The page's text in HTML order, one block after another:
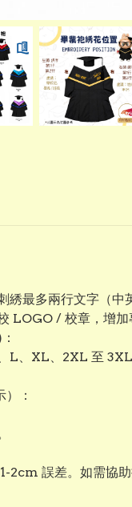
最多兩行文字（中
LOGO / 校章，增加
L、XL、2XL 至 3XL
：
2cm 誤差。如需協助